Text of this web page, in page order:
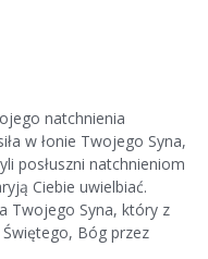
natchnienia
w łonie Twojego Syna,
posłuszni natchnieniom
Ciebie uwielbiać.
Twojego Syna, który z
Bóg przez